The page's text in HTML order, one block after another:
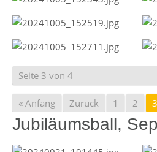
Seite 3 von 4
« Anfang Zurück 1 2 3
Jubiläumsball,